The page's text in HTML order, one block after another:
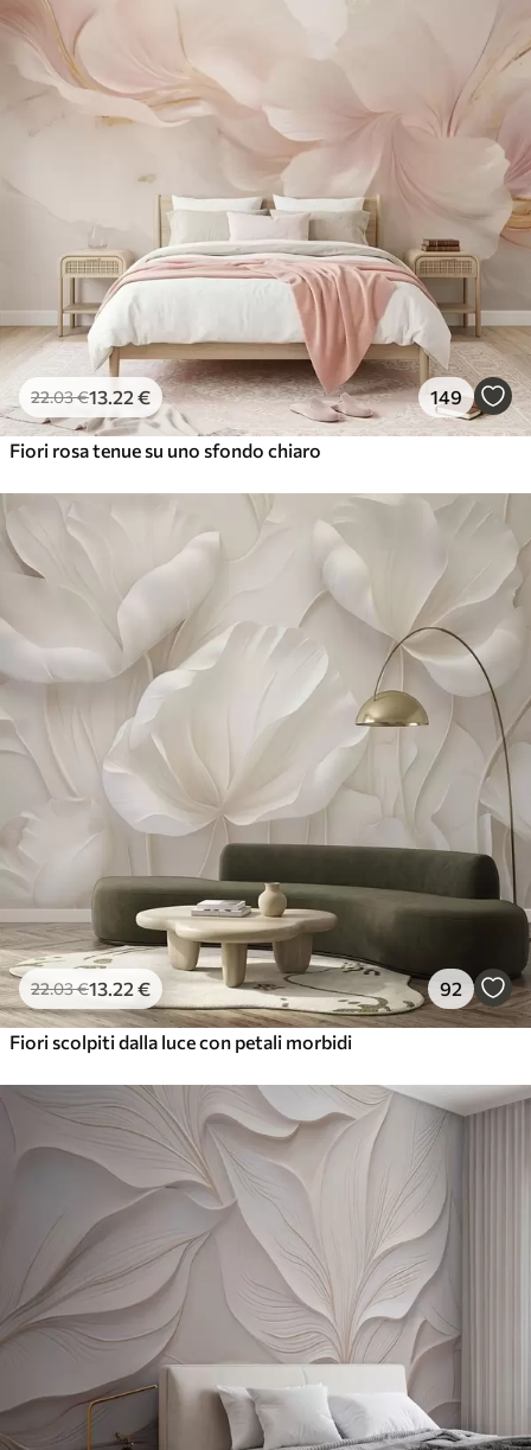
22.03€13.22 € 149
Fiori rosa tenue su uno sfondo chiaro
22.03€13.22 € 92
Fiori scolpiti dalla luce con petali morbidi